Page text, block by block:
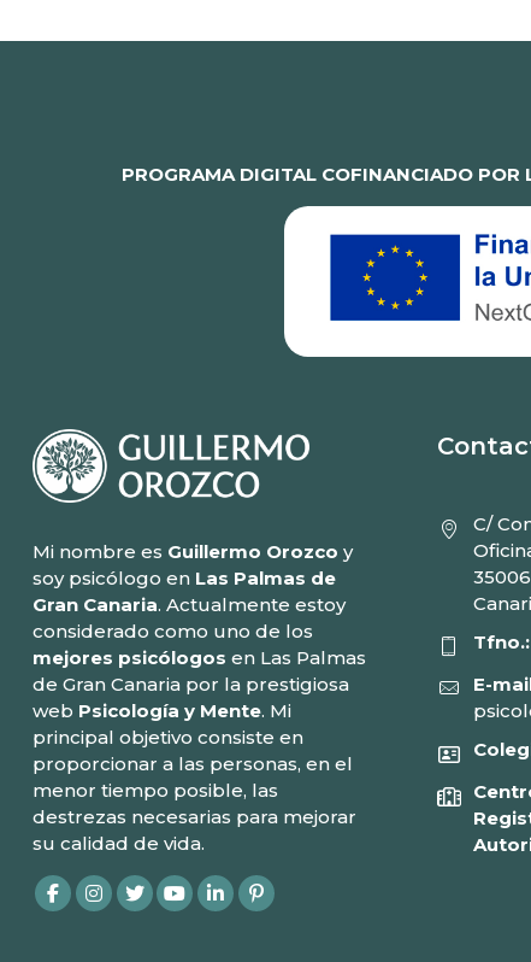
PROGRAMA DIGITAL COFINANCIADO POR
Mi nombre es Guillermo Orozco y
soy psicólogo en Las Palmas de
Gran Canaria. Actualmente estoy
considerado como uno de los
mejores psicólogos en Las Palmas
de Gran Canaria por la prestigiosa
web Psicología y Mente. Mi
principal objetivo consiste en
proporcionar a las personas, en el
menor tiempo posible, las
destrezas necesarias para mejorar
su calidad de vida.
C/
Tfno.:
E-